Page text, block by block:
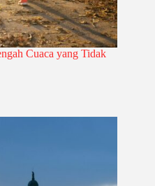
Cuaca yang Tidak